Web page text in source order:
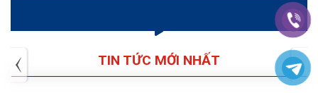
TIN TỨC MỚI NHẤT